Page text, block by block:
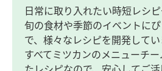
日常に取り入れたい時短レシピ
旬の食材や季節のイベントに
で、様々なレシピを開発してい
すべてミツカンのメニューチ
たレシピなので、安心してご活